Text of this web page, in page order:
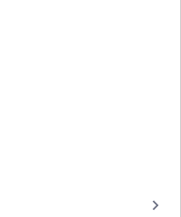
keyboard_arrow_right